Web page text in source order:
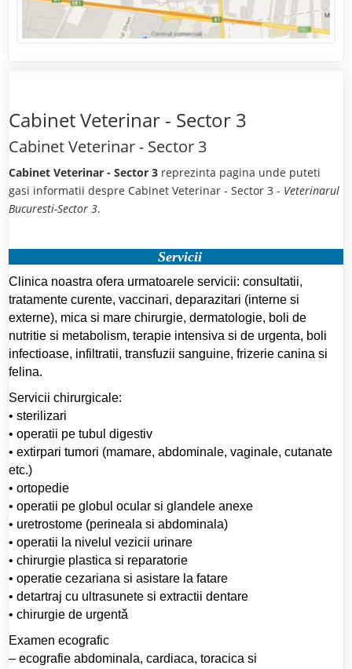
Cabinet Veterinar - Sector 3
Cabinet Veterinar - Sector 3
Cabinet Veterinar - Sector 3 reprezinta pagina unde puteti
gasi informatii despre Cabinet Veterinar - Sector 3 - Veterinarul
Bucuresti-Sector 3.
Servicii
Clinica noastra ofera urmatoarele servicii: consultatii,
tratamente curente, vaccinari, deparazitari (interne si
externe), mica si mare chirurgie, dermatologie, boli de
nutritie si metabolism, terapie intensiva si de urgenta, boli
infectioase, infiltratii, transfuzii sanguine, frizerie canina si
felina.
Servicii chirurgicale:
• sterilizari
• operatii pe tubul digestiv
• extirpari tumori (mamare, abdominale, vaginale, cutanate
etc.)
• ortopedie
• operatii pe globul ocular si glandele anexe
• uretrostome (perineala si abdominala)
• operatii la nivelul vezicii urinare
• chirurgie plastica si reparatorie
• operatie cezariana si asistare la fatare
• detartraj cu ultrasunete si extractii dentare
• chirurgie de urgentǎ
Examen ecografic
– ecografie abdominala, cardiaca, toracica si